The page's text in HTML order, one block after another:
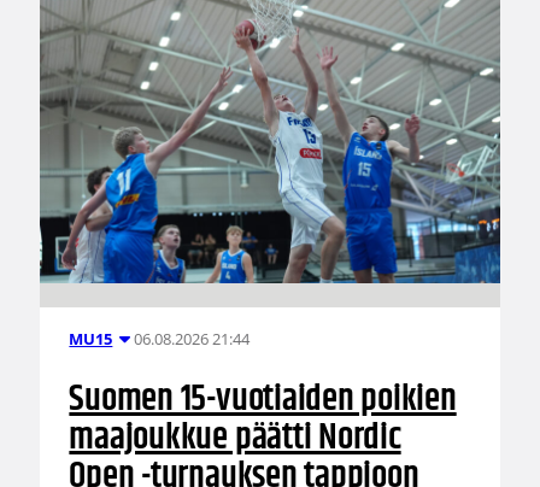
MU15 06.08.2026 21:44
Suomen 15-vuotiaiden poikien
maajoukkue päätti Nordic